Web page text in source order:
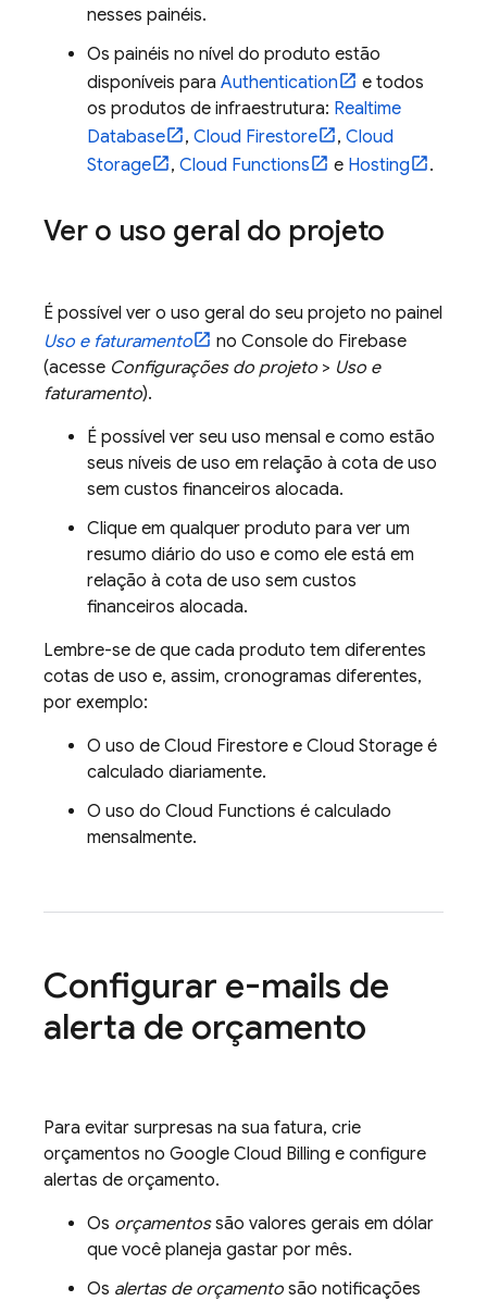
nesses painéis.
Os painéis no nível do produto estão
disponíveis para Authentication
e todos
os produtos de infraestrutura: Realtime
Database
, Cloud Firestore , Cloud
Storage
, Cloud Functions e Hosting .
Ver o uso geral do projeto
É possível ver o uso geral do seu projeto no painel
Uso e faturamento
no Console do Firebase
(acesse Configurações do projeto > Uso e
faturamento).
É possível ver seu uso mensal e como estão
seus níveis de uso em relação à cota de uso
sem custos financeiros alocada.
Clique em qualquer produto para ver um
resumo diário do uso e como ele está em
relação à cota de uso sem custos
financeiros alocada.
Lembre-se de que cada produto tem diferentes
cotas de uso e, assim, cronogramas diferentes,
por exemplo:
O uso de Cloud Firestore e Cloud Storage é
calculado diariamente.
O uso do Cloud Functions é calculado
mensalmente.
Configurar e-mails de
alerta de orçamento
Para evitar surpresas na sua fatura, crie
orçamentos no Google Cloud Billing e configure
alertas de orçamento.
Os orçamentossão valores gerais em dólar
que você planeja gastar por mês.
Os alertas de orçamento são notificações